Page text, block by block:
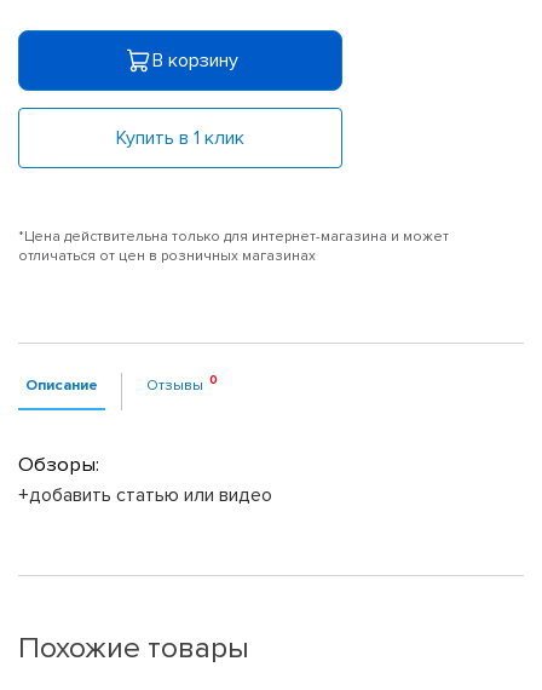
В корзину
Купить в 1 клик
*Цена действительна только для интернет-магазина и может
отличаться от цен в розничных магазинах
Описание Отзывы
Обзоры:
+добавить статью или видео
Похожие товары